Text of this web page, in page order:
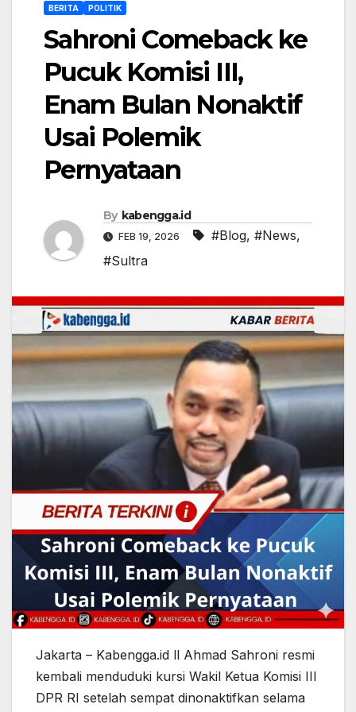
BERITA POLITIK
Sahroni Comeback ke
Pucuk Komisi III,
Enam Bulan Nonaktif
Usai Polemik
Pernyataan
By kabengga.id
FEB 19, 2026 #Blog, #News,
#Sultra
Jakarta – Kabengga.id ll Ahmad Sahroni resmi
kembali menduduki kursi Wakil Ketua Komisi III
DPR RI setelah sempat dinonaktifkan selama